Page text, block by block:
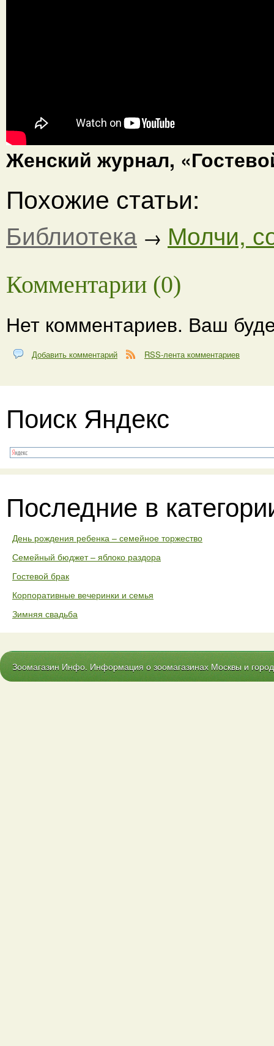
Женский журнал,
Похожие статьи:
Библиотека → Молчи,
Комментарии (0)
Нет комментариев. Ваш
Добавить комментарий RSS-лента комментариев
Поиск Яндекс
Последние в
День рождения ребенка – семейное торжество
Семейный бюджет – яблоко раздора
Гостевой брак
Корпоративные вечеринки и семья
Зимняя свадьба
Зоомагазин Инфо. Информация о зоомагазинах Москвы и